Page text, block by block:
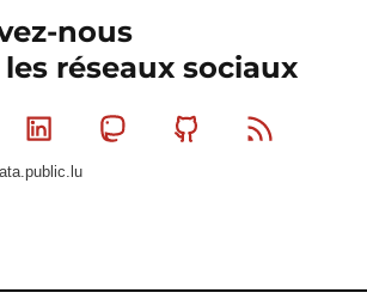
nous
réseaux sociaux
Bluesky Linkedin MastodonGithub